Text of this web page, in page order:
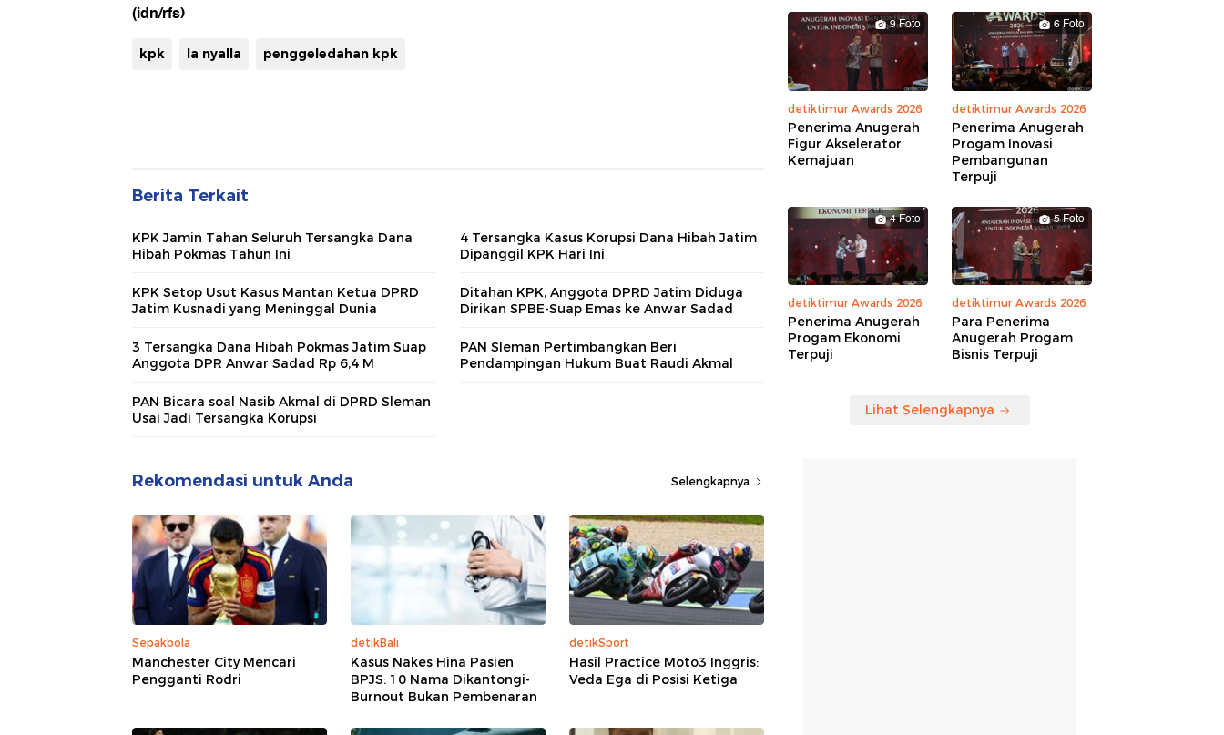
(idn/rfs)
kpk la nyalla penggeledahan kpk
Berita Terkait
KPK Jamin Tahan Seluruh Tersangka Dana
Hibah Pokmas Tahun Ini
4 Tersangka Kasus Korupsi Dana Hibah Jatim
Dipanggil KPK Hari Ini
KPK Setop Usut Kasus Mantan Ketua DPRD
Jatim Kusnadi yang Meninggal Dunia
Ditahan KPK, Anggota DPRD Jatim Diduga
Dirikan SPBE-Suap Emas ke Anwar Sadad
3 Tersangka Dana Hibah Pokmas Jatim Suap
Anggota DPR Anwar Sadad Rp 6,4 M
PAN Sleman Pertimbangkan Beri
Pendampingan Hukum Buat Raudi Akmal
PAN Bicara soal Nasib Akmal di DPRD Sleman
Usai Jadi Tersangka Korupsi
Rekomendasi untuk Anda Selengkapnya
Sepakbola
Manchester City Mencari
Pengganti Rodri
detikBali
Kasus Nakes Hina Pasien
BPJS: 10 Nama Dikantongi-
Burnout Bukan Pembenaran
detikSport
Hasil Practice Moto3 Inggris:
Veda Ega di Posisi Ketiga
9 Foto
detiktimur Awards 2026
Penerima Anugerah
Figur Akselerator
Kemajuan
6 Foto
detiktimur Awards 2026
Penerima Anugerah
Progam Inovasi
Pembangunan
Terpuji
4 Foto
detiktimur Awards 2026
Penerima Anugerah
Progam Ekonomi
Terpuji
5 Foto
detiktimur Awards 2026
Para Penerima
Anugerah Progam
Bisnis Terpuji
Lihat Selengkapnya